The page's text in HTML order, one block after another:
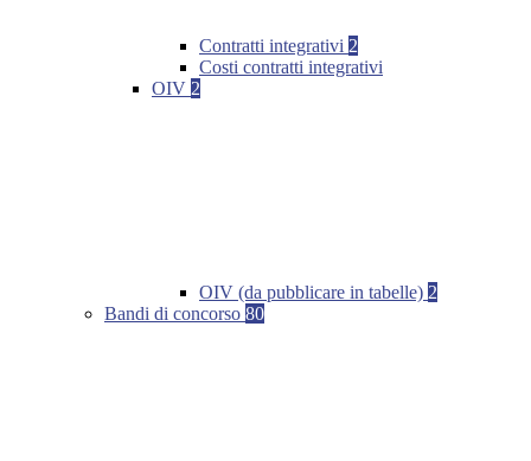
Contratti integrativi 2
Costi contratti integrativi
OIV 2
OIV (da pubblicare in tabelle) 2
Bandi di concorso 80